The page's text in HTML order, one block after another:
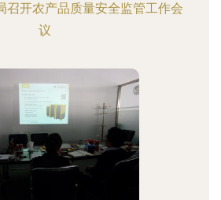
召开农产品质量安全监管工作会
议